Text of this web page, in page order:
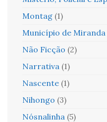
Montag (1)
Município de
Não Ficção (2)
Narrativa (1)
Nascente (1)
Nihongo (3)
Nósnalinha (5)